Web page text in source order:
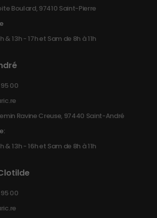
Boulard, 97410 Saint-Pierre
& 13h - 17h et Sam de 8h à 11h
00
Ravine Creuse, 97440 Saint-André
& 13h - 16h et Sam de 8h à 11h
00